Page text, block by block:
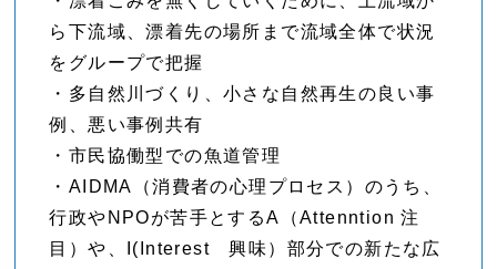
ら下流域、漂着先の場所まで流域全体で状況
をグループで把握
・多自然川づくり、小さな自然再生の良い事
例、悪い事例共有
・市民協働型での魚道管理
・AIDMA（消費者の心理プロセス）のうち、
行政やNPOが苦手とするA（Attenntion 注
目）や、I(Interest 興味）部分での新たな広